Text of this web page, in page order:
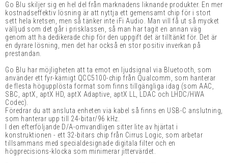
Go Blu skiljer sig en hel del från marknadens liknande produkter. En mer
kostnadseffektiv lösning är att nyttja ett gemensamt chip för i stort
sett hela kretsen, men så tänker inte iFi Audio. Man vill få ut så mycket
välljud som det går i prisklassen, så man har tagit en annan väg
genom att ha dedikerade chip för den uppgift det är tilltänkt för. Det är
en dyrare lösning, men det har också en stor positiv inverkan på
prestandan.
Go Blu har möjligheten att ta emot en ljudsignal via Bluetooth, som
använder ett fyr-kärnigt QCC5100-chip från Qualcomm, som hanterar
de flesta högupplösta format som finns tillgängliga idag (som AAC,
SBC, aptX, aptX HD, aptX Adaptive, aptX LL, LDAC och LHDC/HWA
Codec).
Föredrar du att ansluta enheten via kabel så finns en USB-C anslutning,
som hanterar upp till 24-bitar/96 kHz.
I den efterföljande D/A-omvandligen sitter lite av hjärtat i
konstruktionen - ett 32-bitars chip från Cirrus Logic, som arbetar
tillsammans med specialdesignade digitala filter och en
högprecisions-klocka som minimerar jittervärdet.